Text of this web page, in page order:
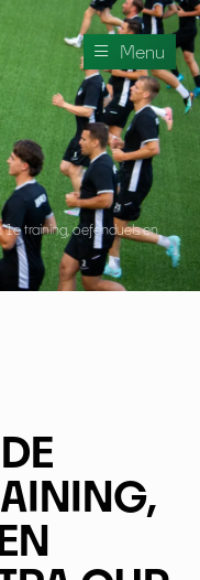
Menu
training, oefenduels en